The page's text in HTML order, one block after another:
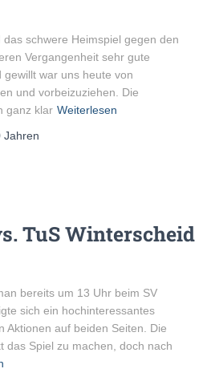
schwere Heimspiel gegen den
Vergangenheit sehr gute
war uns heute von
und vorbeizuziehen. Die
ganz klar Weiterlesen
Jahren
TuS Winterscheid
bereits um 13 Uhr beim SV
sich ein hochinteressantes
Aktionen auf beiden Seiten. Die
das Spiel zu machen, doch nach